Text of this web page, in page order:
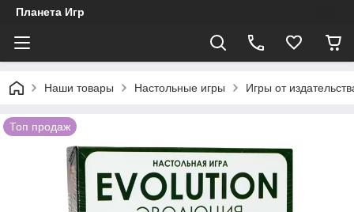
Планета Игр
Наши товары Настольные игры Игры от
Топ продаж